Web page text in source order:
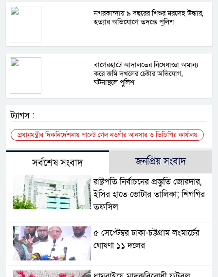
নগরকান্দায় ৯ বছরের শিশুর মরদেহ উদ্ধার,
হত্যার অভিযোগে তদন্তে পুলিশ
বাগেরহাটে আদালতের নিষেধাজ্ঞা অমান্য
করে জমি দখলের চেষ্টার অভিযোগ,
ঘটনাস্থলে পুলিশ
ট্যাগস :
প্রধানমন্ত্রীর দিকনির্দেশনায় পাল্টে গেল নওগাঁর আনসার ও ভিডিপির কার্যালয়
সর্বশেষ সংবাদ জনপ্রিয় সংবাদ
রাষ্ট্রপতি নির্বাচনের প্রস্তুতি জোরদার,
ইসির হাতে ভোটার তালিকা; শিগগির
তফসিল
৫ সেপ্টেম্বর ঢাকা-চট্টগ্রাম লংমার্চের
ঘোষণা ১১ দলের